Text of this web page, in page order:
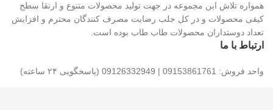
همواره تلاش این مجموعه در جهت تولید محصولات متنوع و ارتقا سطح
کیفی محصولات و در کل جلب رضایت مصرف کنندگان محترم و افزایش
تعداد دوستداران محصولات طاب طاب بوده است.
ارتباط با ما
واحد فروش: 09153861761 | 09126332949 (پاسخگویی ۲۴ ساعته)